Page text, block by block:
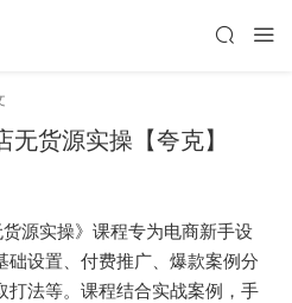
货源实操【夸克】
源实操》课程专为电商新手设
设置、付费推广、爆款案例分
打法等。课程结合实战案例，手